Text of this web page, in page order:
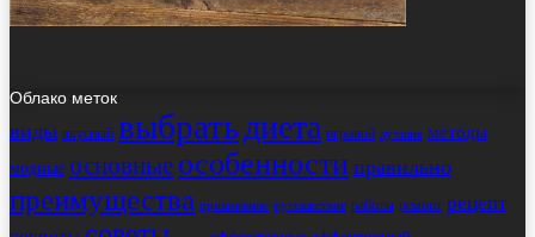
Облако меток
виды вкусный выбратьдиета игровой лучшие методы
модные основные особенности правильно
преимущества применение путешествие работы ремонт рецепт